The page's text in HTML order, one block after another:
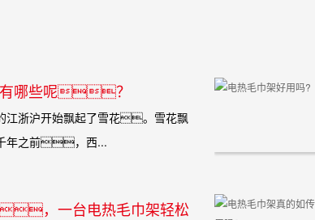
有哪些呢？
浙沪开始飘起了雪花。雪花飘
年之前，西...
，一台电热毛巾架轻松